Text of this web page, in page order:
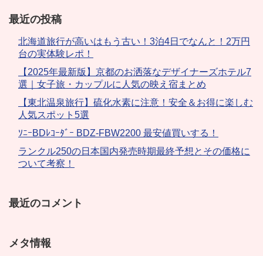
最近の投稿
北海道旅行が高いはもう古い！3泊4日でなんと！2万円
台の実体験レポ！
【2025年最新版】京都のお洒落なデザイナーズホテル7
選｜女子旅・カップルに人気の映え宿まとめ
【東北温泉旅行】硫化水素に注意！安全＆お得に楽しむ
人気スポット5選
ｿﾆｰBDﾚｺｰﾀﾞｰ BDZ-FBW2200 最安値買いする！
ランクル250の日本国内発売時期最終予想とその価格に
ついて考察！
最近のコメント
メタ情報